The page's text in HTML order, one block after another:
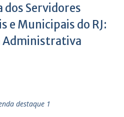
dos Servidores
e Municipais do RJ:
Administrativa
destaque 1